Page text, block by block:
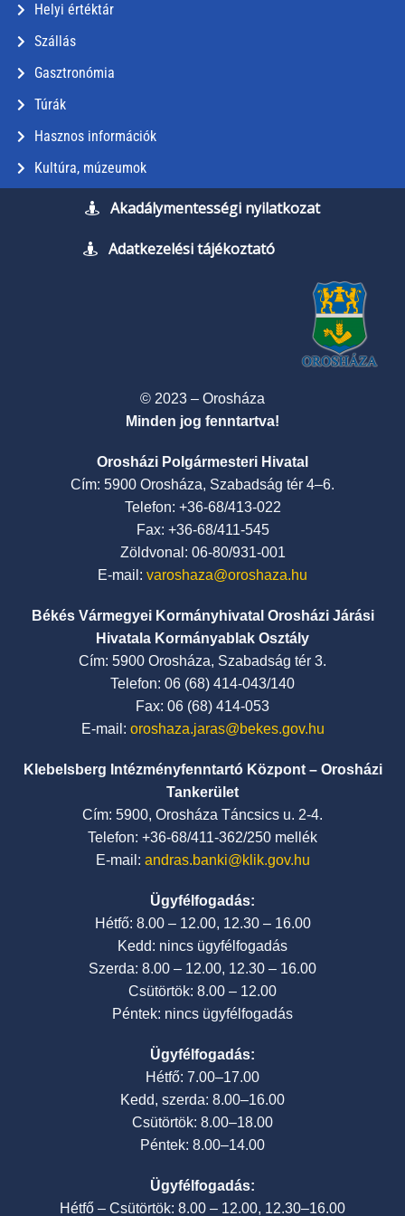
Helyi értéktár
Szállás
Gasztronómia
Túrák
Hasznos információk
Kultúra, múzeumok
Akadálymentességi nyilatkozat
Adatkezelési tájékoztató
© 2023 – Orosháza
Minden jog fenntartva!
Orosházi Polgármesteri Hivatal
Cím: 5900 Orosháza, Szabadság tér 4–6.
Telefon: +36-68/413-022
Fax: +36-68/411-545
Zöldvonal: 06-80/931-001
E-mail: varoshaza@oroshaza.hu
Békés Vármegyei Kormányhivatal Orosházi Járási
Hivatala Kormányablak Osztály
Cím: 5900 Orosháza, Szabadság tér 3.
Telefon: 06 (68) 414-043/140
Fax: 06 (68) 414-053
E-mail: oroshaza.jaras@bekes.gov.hu
Klebelsberg Intézményfenntartó Központ – Orosházi
Tankerület
Cím: 5900, Orosháza Táncsics u. 2-4.
Telefon: +36-68/411-362/250 mellék
E-mail: andras.banki@klik.gov.hu
Ügyfélfogadás:
Hétfő: 8.00 – 12.00, 12.30 – 16.00
Kedd: nincs ügyfélfogadás
Szerda: 8.00 – 12.00, 12.30 – 16.00
Csütörtök: 8.00 – 12.00
Péntek: nincs ügyfélfogadás
Ügyfélfogadás:
Hétfő: 7.00–17.00
Kedd, szerda: 8.00–16.00
Csütörtök: 8.00–18.00
Péntek: 8.00–14.00
Ügyfélfogadás:
Hétfő – Csütörtök: 8.00 – 12.00, 12.30–16.00